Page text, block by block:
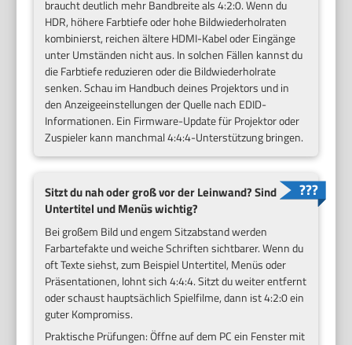
braucht deutlich mehr Bandbreite als 4:2:0. Wenn du
HDR, höhere Farbtiefe oder hohe Bildwiederholraten
kombinierst, reichen ältere HDMI-Kabel oder Eingänge
unter Umständen nicht aus. In solchen Fällen kannst du
die Farbtiefe reduzieren oder die Bildwiederholrate
senken. Schau im Handbuch deines Projektors und in
den Anzeigeeinstellungen der Quelle nach EDID-
Informationen. Ein Firmware-Update für Projektor oder
Zuspieler kann manchmal 4:4:4-Unterstützung bringen.
Sitzt du nah oder groß vor der Leinwand? Sind
Untertitel und Menüs wichtig?
Bei großem Bild und engem Sitzabstand werden
Farbartefakte und weiche Schriften sichtbarer. Wenn du
oft Texte siehst, zum Beispiel Untertitel, Menüs oder
Präsentationen, lohnt sich 4:4:4. Sitzt du weiter entfernt
oder schaust hauptsächlich Spielfilme, dann ist 4:2:0 ein
guter Kompromiss.
Praktische Prüfungen: Öffne auf dem PC ein Fenster mit